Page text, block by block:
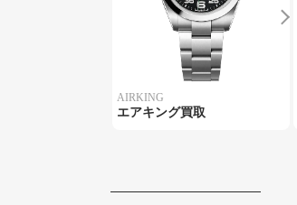
AIRKING
エアキング買取